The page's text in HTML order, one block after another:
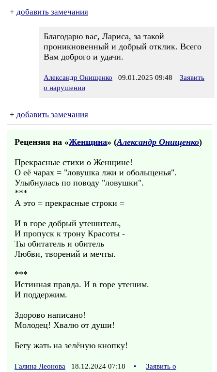
+ добавить замечания
Благодарю вас, Лариса, за такой
проникновенный и добрый отклик. Всего
Вам доброго и удачи.
Александр Онищенко 09.01.2025 09:48
Заявить
о нарушении
+ добавить замечания
Рецензия на «Женщина» (Александр Онищенко)
Прекрасные стихи о Женщине!
О её чарах = "ловушка лжи и обольщенья".
Улыбнулась по поводу "ловушки".
***
А это = прекрасные строки =
И в горе добрый утешитель,
И пропуск к трону Красоты -
Ты обитатель и обитель
Любви, творений и мечты.
***
Истинная правда. И в горе утешим.
И поддержим.
Здорово написано!
Молодец! Хвалю от души!
Бегу жать на зелёную кнопку!
Галина Леонова 18.12.2024 07:18 •
Заявить о